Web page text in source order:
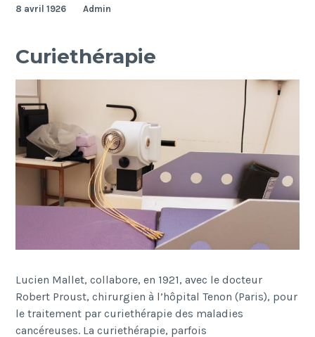
8 avril 1926 Admin
Curiethérapie
Lucien Mallet, collabore, en 1921, avec le docteur
Robert Proust, chirurgien à l’hôpital Tenon (Paris), pour
le traitement par curiethérapie des maladies
cancéreuses. La curiethérapie, parfois